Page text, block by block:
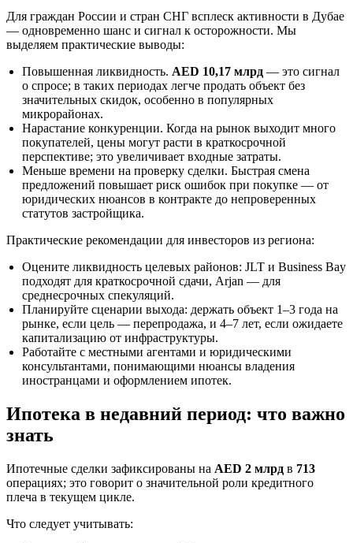
Для граждан России и стран СНГ всплеск активности в Дубае
— одновременно шанс и сигнал к осторожности. Мы
выделяем практические выводы:
Повышенная ликвидность. AED 10,17 млрд — это сигнал
о спросе; в таких периодах легче продать объект без
значительных скидок, особенно в популярных
микрорайонах.
Нарастание конкуренции. Когда на рынок выходит много
покупателей, цены могут расти в краткосрочной
перспективе; это увеличивает входные затраты.
Меньше времени на проверку сделки. Быстрая смена
предложений повышает риск ошибок при покупке — от
юридических нюансов в контракте до непроверенных
статутов застройщика.
Практические рекомендации для инвесторов из региона:
Оцените ликвидность целевых районов: JLT и Business Bay
подходят для краткосрочной сдачи, Arjan — для
среднесрочных спекуляций.
Планируйте сценарии выхода: держать объект 1–3 года на
рынке, если цель — перепродажа, и 4–7 лет, если ожидаете
капитализацию от инфраструктуры.
Работайте с местными агентами и юридическими
консультантами, понимающими нюансы владения
иностранцами и оформлением ипотек.
Ипотека в недавний период: что важно
знать
Ипотечные сделки зафиксированы на AED 2 млрд в 713
операциях; это говорит о значительной роли кредитного
плеча в текущем цикле.
Что следует учитывать: